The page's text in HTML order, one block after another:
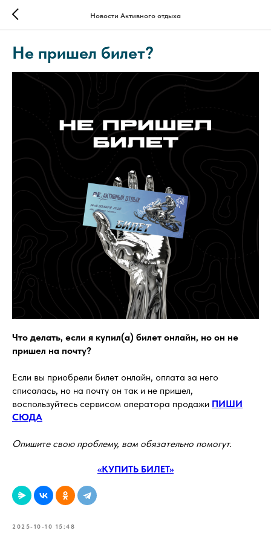
Новости Активного отдыха
Не пришел билет?
Что делать, если я купил(а) билет онлайн, но он не
пришел на почту?
Если вы приобрели билет онлайн, оплата за него
списалась, но на почту он так и не пришел,
воспользуйтесь сервисом оператора продажи ПИШИ
СЮДА
Опишите свою проблему, вам обязательно помогут.
«КУПИТЬ БИЛЕТ»
2025-10-10 15:48